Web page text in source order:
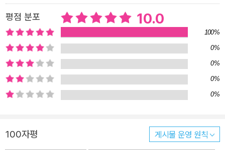
평점 분포 10.0
100%
0%
0%
0%
0%
100자평 게시물 운영 원칙